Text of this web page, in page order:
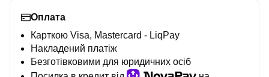
Оплата
Карткою Visa, Mastercard - LiqPay
Накладений платіж
Безготівковими для юридичних осіб